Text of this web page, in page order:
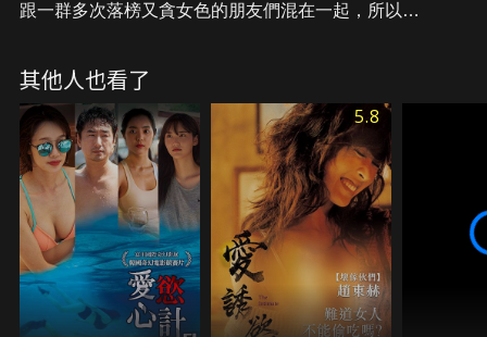
跟一群多次落榜又貪女色的朋友們混在一起，所以一
漸和沐元互相產生好感。近來社會上卻發生了駭人聽
聞的綁架強暴事件，被害人竟然清一色都是 「長相俊
俏的學堂男子」！沐元和他的朋友也在某天晚上慘遭
毒手…唯一的線索，只有那女人身上獨特的粉味、還
有無意間看到臀部上的那顆「痣」。他們認為兇手一
定就在這群女學生中，並鎖定了最有嫌疑的香兒，想
盡各種偷窺花招就是為了揪出這名淫亂的兇手…
其他人也看了
5.8